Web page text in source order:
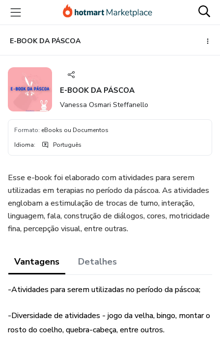
para
conteúdo
principal
para
pagamento
para
rodapé
E-BOOK DA PÁSCOA
E-BOOK DA PÁSCOA
Vanessa Osmari Steffanello
Formato: eBooks ou Documentos
Idioma: Português
Esse e-book foi elaborado com atividades para serem
utilizadas em terapias no período da páscoa. As atividades
englobam a estimulação de trocas de turno, interação,
linguagem, fala, construção de diálogos, cores, motricidade
fina, percepção visual, entre outras.
Vantagens Detalhes
-Atividades para serem utilizadas no período da páscoa;
-Diversidade de atividades - jogo da velha, bingo, montar o
rosto do coelho, quebra-cabeça, entre outros.